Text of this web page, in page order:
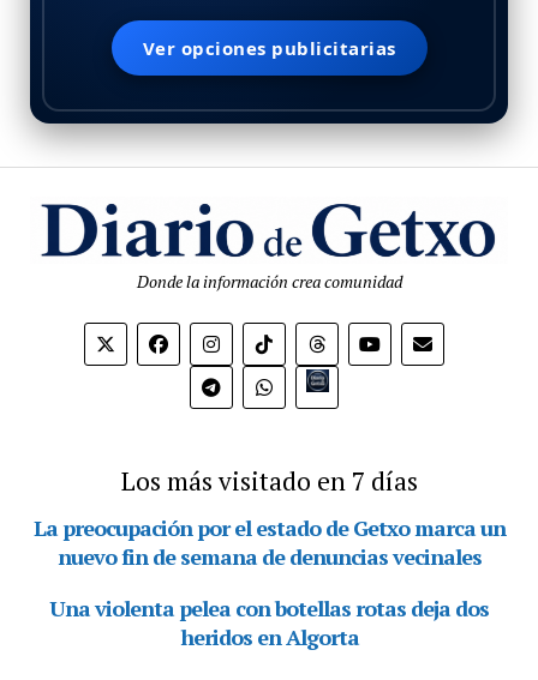
Ver opciones publicitarias
Donde la información crea comunidad
Bio.link
Los más visitado en 7 días